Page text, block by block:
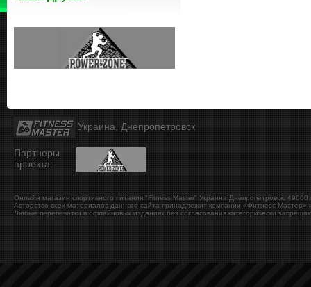
Украина, Днепропетровск
Партнеры
проекта:
Онлайн магазин спортивного питания "Fitness Master" Украина Днепропетровск 49000
Авторство всех материалов данного сайта принадлежит компании «Фитнесс Мастер»
Любые перепечатки в офлайновых изданиях без согласования категорически